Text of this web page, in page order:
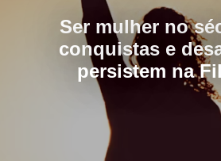
Ser mulher no
conquistas e
persistem na